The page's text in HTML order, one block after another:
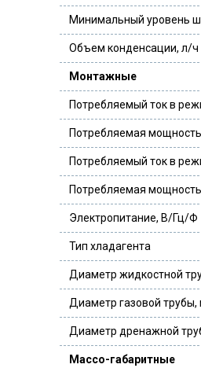
Минимальный уровень
Объем конденсации, л/ч
Монтажные
Потребляемый ток в
Потребляемая
Потребляемый ток в
Потребляемая
Электропитание, В/Гц/Ф
Тип хладагента
Диаметр жидкостной
Диаметр газовой
Диаметр дренажной
Массо-габаритные